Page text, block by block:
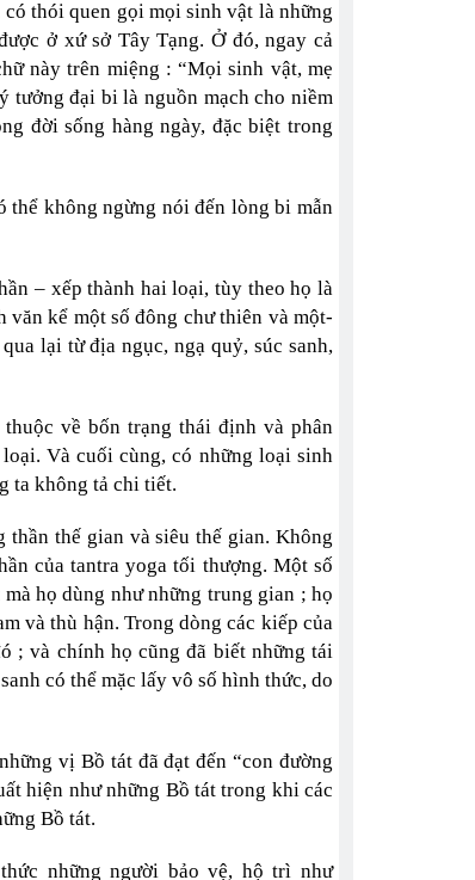
thói quen gọi mọi sinh vật là những
ở xứ sở Tây Tạng. Ở đó, ngay cả
này trên miệng : “Mọi sinh vật, mẹ
tưởng đại bi là nguồn mạch cho niềm
đời sống hàng ngày, đặc biệt trong
thể không ngừng nói đến lòng bi mẫn
– xếp thành hai loại, tùy theo họ là
kể một số đông chư thiên và một-
lại từ địa ngục, ngạ quỷ, súc sanh,
về bốn trạng thái định và phân
Và cuối cùng, có những loại sinh
ta không tả chi tiết.
thế gian và siêu thế gian. Không
của tantra yoga tối thượng. Một số
họ dùng như những trung gian ; họ
và thù hận. Trong dòng các kiếp của
; và chính họ cũng đã biết những tái
có thể mặc lấy vô số hình thức, do
vị Bồ tát đã đạt đến “con đường
hiện như những Bồ tát trong khi các
Bồ tát.
những người bảo vệ, hộ trì như